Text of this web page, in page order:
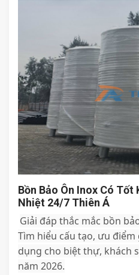
Bồn Bảo Ôn Inox Có Tốt
Nhiệt 24/7 Thiên Á
Giải đáp thắc mắc bồn
Tìm hiểu cấu tạo, ưu
dụng cho biệt thự, khách
năm 2026.